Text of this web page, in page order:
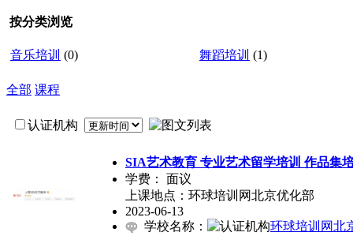
按分类浏览
音乐培训 (0) 舞蹈培训 (1)
全部 课程
认证机构
SIA艺术教育 专业艺术留学培训 作品集
学费： 面议
上课地点：环球培训网北京优化部
2023-06-13
学校名称：
环球培训网北